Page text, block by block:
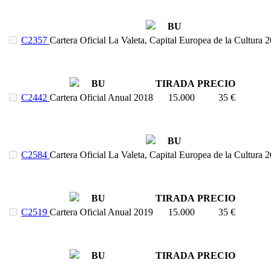
BU
C2357 Cartera Oficial La Valeta, Capital Europea de la Cultura
BU TIRADA PRECIO
C2442 Cartera Oficial Anual 2018 15.000 35 €
BU
C2584 Cartera Oficial La Valeta, Capital Europea de la Cultura
BU TIRADA PRECIO
C2519 Cartera Oficial Anual 2019 15.000 35 €
BU TIRADA PRECIO